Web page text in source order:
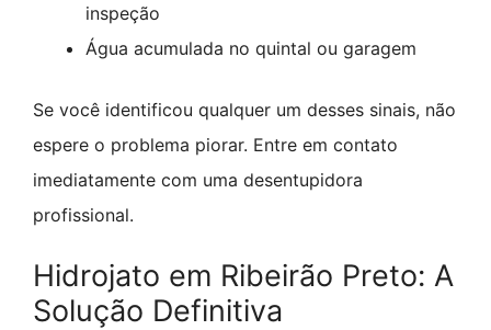
inspeção
Água acumulada no quintal ou garagem
Se você identificou qualquer um desses sinais, não
espere o problema piorar. Entre em contato
imediatamente com uma desentupidora
profissional.
Hidrojato em Ribeirão Preto: A
Solução Definitiva